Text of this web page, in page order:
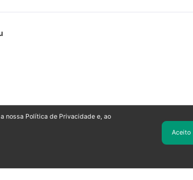
nossa Política de Privacidade e, ao
Aceito